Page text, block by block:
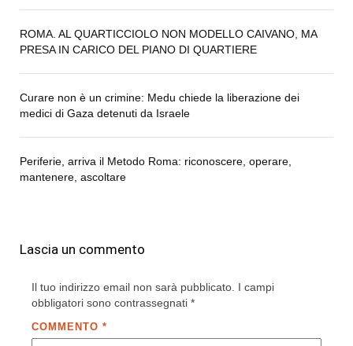
ROMA. AL QUARTICCIOLO NON MODELLO CAIVANO, MA
PRESA IN CARICO DEL PIANO DI QUARTIERE
Curare non è un crimine: Medu chiede la liberazione dei
medici di Gaza detenuti da Israele
Periferie, arriva il Metodo Roma: riconoscere, operare,
mantenere, ascoltare
Lascia un commento
Il tuo indirizzo email non sarà pubblicato. I campi
obbligatori sono contrassegnati *
COMMENTO *